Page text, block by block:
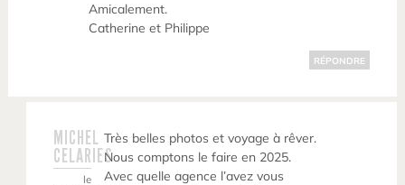
Amicalement.
Catherine et Philippe
RÉPONDRE
MICHEL
CELARIES
le
Très belles photos et voyage à rêver.
Nous comptons le faire en 2025.
Avec quelle agence l’avez vous